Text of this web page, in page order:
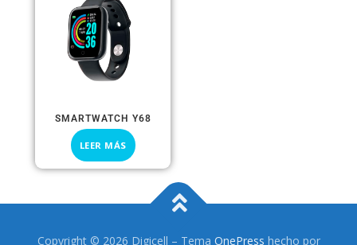
SMARTWATCH Y68
LEER MÁS
Copyright © 2026 Digicell – Tema OnePress hecho por